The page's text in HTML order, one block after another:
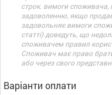
строк. вимоги споживача,
задоволенню, якщо
задовольняє вимоги
статті) доведуть, що
споживачем правил
Споживач має право брати
або через свого
Варіанти оплати